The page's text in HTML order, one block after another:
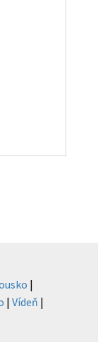
|
| Vídeň |